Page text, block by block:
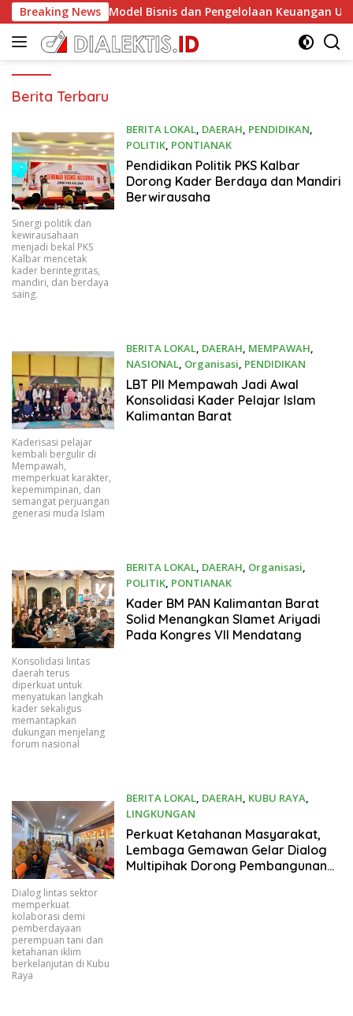
Langsung
ke
konten
Breaking News
Kapasitas Model Bisnis dan Pengelolaan Keuangan Usaha
DIALEKTIS.ID
Berita Terbaru
Sinergi politik dan
kewirausahaan
menjadi bekal PKS
Kalbar mencetak
kader berintegritas,
mandiri, dan berdaya
saing.
BERITA LOKAL, DAERAH, PENDIDIKAN,
POLITIK, PONTIANAK
07/04/2026
Pendidikan Politik PKS Kalbar
Dorong Kader Berdaya dan Mandiri
Berwirausaha
Kaderisasi pelajar
kembali bergulir di
Mempawah,
memperkuat karakter,
kepemimpinan, dan
semangat perjuangan
generasi muda Islam
BERITA LOKAL, DAERAH, MEMPAWAH,
NASIONAL, Organisasi, PENDIDIKAN
07/03/2026
LBT PII Mempawah Jadi Awal
Konsolidasi Kader Pelajar Islam
Kalimantan Barat
Konsolidasi lintas
daerah terus
diperkuat untuk
menyatukan langkah
kader sekaligus
memantapkan
dukungan menjelang
forum nasional
BERITA LOKAL, DAERAH, Organisasi,
POLITIK, PONTIANAK
07/01/2026
Kader BM PAN Kalimantan Barat
Solid Menangkan Slamet Ariyadi
Pada Kongres VII Mendatang
Dialog lintas sektor
memperkuat
kolaborasi demi
pemberdayaan
perempuan tani dan
ketahanan iklim
berkelanjutan di Kubu
Raya
BERITA LOKAL, DAERAH, KUBU RAYA,
LINGKUNGAN
07/01/2026
Perkuat Ketahanan Masyarakat,
Lembaga Gemawan Gelar Dialog
Multipihak Dorong Pembangunan